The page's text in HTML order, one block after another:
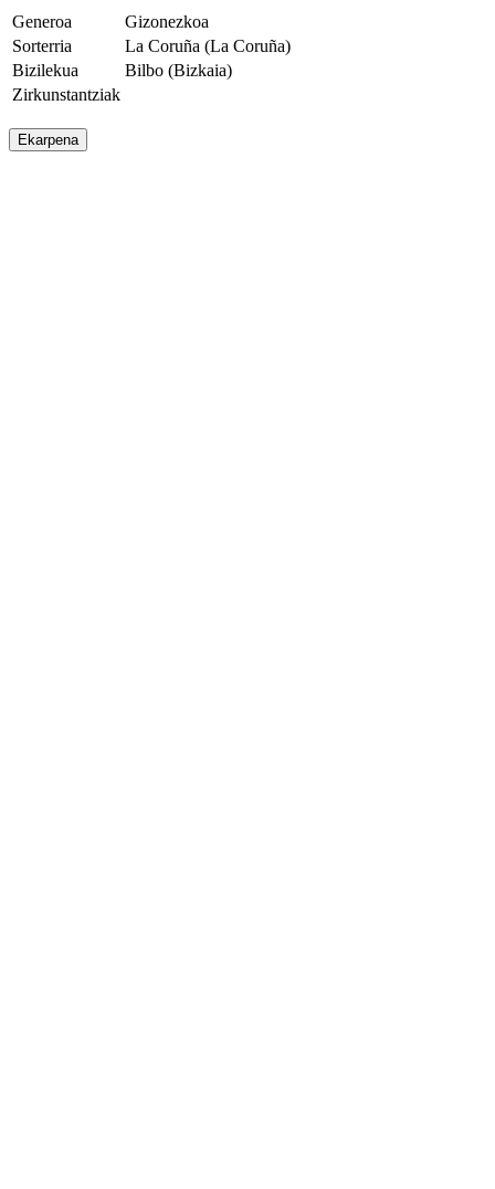
Generoa
Gizonezkoa
Sorterria
La Coruña (La Coruña)
Bizilekua
Bilbo (Bizkaia)
Zirkunstantziak